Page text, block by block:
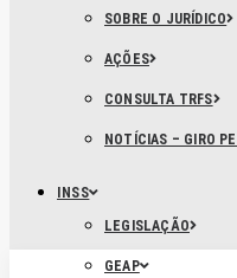
SOBRE O JURÍDICO
AÇÕES
CONSULTA TRFS
NOTÍCIAS – GIRO
INSS
LEGISLAÇÃO
GEAP